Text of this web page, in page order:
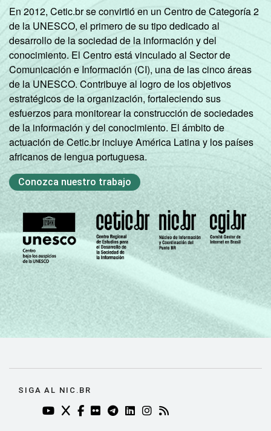
Norte -
Mais de 5
mil até 10
mil
habitantes
98 2
Norte -
Mais de 10
mil até 20
mil
habitantes
100 0 0
Norte -
Mais de 20
mil até 50
mil
habitantes
100 0 0
Norte -
Mais de 50
mil até
100 mil
habitantes
100
Mais de
En 2012, Cetic.br se convirtió en un Centro de Categoría 2
de la UNESCO, el primero de su tipo dedicado al
desarrollo de la sociedad de la información y del
conocimiento. El Centro está vinculado al Sector de
Comunicación e Información (CI), una de las cinco áreas
de la UNESCO. Contribuye al logro de los objetivos
estratégicos de la organización, fortaleciendo sus
esfuerzos para monitorear la construcción de sociedades
de la información y del conocimiento. El ámbito de
actuación de Cetic.br incluye América Latina y los países
africanos de lengua portuguesa.
Conozca nuestro trabajo
SIGA AL NIC.BR
YOUTUBE DO NIC.BR (ABRE EM NOVA ABA)
TWITTER DO NIC.BR (ABRE EM NOVA ABA)
FACEBOOK DO NIC.BR (ABRE EM NOVA
FLICKR DO NIC.BR (ABRE EM NOVA
TELEGRAM DO NIC.BR (ABRE EM
LINKEDIN DO NIC.BR (ABRE
INSTAGRAM DO NIC.BR
RSS DO NIC.BR (ABRE